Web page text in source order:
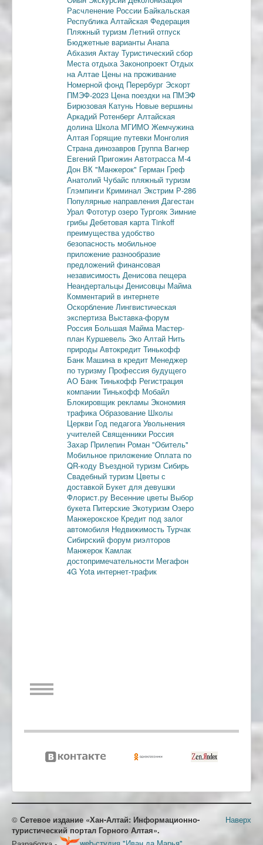
Расчленение России Байкальская
РеспубликаАлтайская Федерация
Пляжный туризм Летний отпуск
Бюджетные варианты Анапа
Абхазия Актау Туристический сбор
Места отдыхаЗаконопроект Отдых
на Алтае Цены на проживание
Номерной фонд Перербург Эскорт
ПМЭФ-2023 Цена поездки на ПМЭФ
Бирюзовая Катунь Новые вершины
Аркадий Ротенберг Алтайская
долина Школа МГИМО Жемчужина
Алтая Горящие путевки Монголия
Страна динозавров Группа Вагнер
Евгений Пригожин Автотрасса М-4
Дон ВК "Манжерок" Герман Греф
Анатолий Чубайс пляжный туризм
Глэмпинги Криминал Экстрим Р-286
Популярные направления Дагестан
Урал Фототур озеро Тургояк Зимние
грибы Дебетовая картаTinkoff
преимуществаудобство
безопасность мобильное
приложение разнообразие
предложений финансовая
независимость Денисова пещера
Неандертальцы Денисовцы Майма
Комментарий в интернете
Оскорбление Лингвистическая
экспертиза Выставка-форум
Россия Большая Майма Мастер-
план Куршевель Эко Алтай Нить
природы Автокредит Тинькофф
Банк Машина в кредит Менеджер
по туризму Профессия будущего
АО Банк Тинькофф Регистрация
компании Тинькофф Мобайл
Блокировщик рекламы Экономия
трафикаОбразование Школы
Церкви Год педагогаУвольнения
учителей Священники Россия
Захар Прилепин Роман "Обитель"
Мобильное приложение Оплата по
QR-коду Въездной туризм Сибирь
Свадебный туризм Цветы с
доставкой Букет для девушки
Флорист.ру Весенние цветы Выбор
букета Питерские Экотуризм Озеро
Манжерокское Кредит под залог
автомобиля Недвижимость Турчак
Сибирский форум риэлторов
Манжерок Камлак
достопримечательности Мегафон
4G Yota интернет-трафик
Наверх
© Сетевое издание «Хан-Алтай: Информационно-
туристический портал Горного Алтая».